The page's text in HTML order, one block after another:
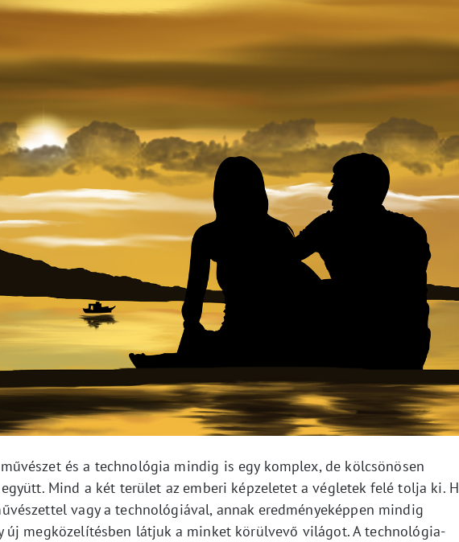
és a technológia mindig is egy komplex, de kölcsönösen
Mind a két terület az emberi képzeletet a végletek felé tolja ki.
vagy a technológiával, annak eredményeképpen mindig
új megközelítésben látjuk a minket körülvevő világot. A technológia-